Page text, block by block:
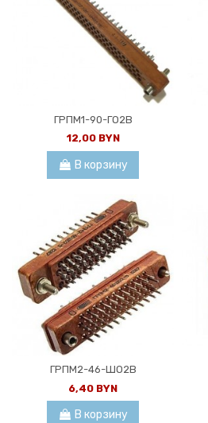
ГРПМ1-90-ГО2В
12,00 BYN
В корзину
ГРПМ2-46-ШО2В
6,40 BYN
В корзину